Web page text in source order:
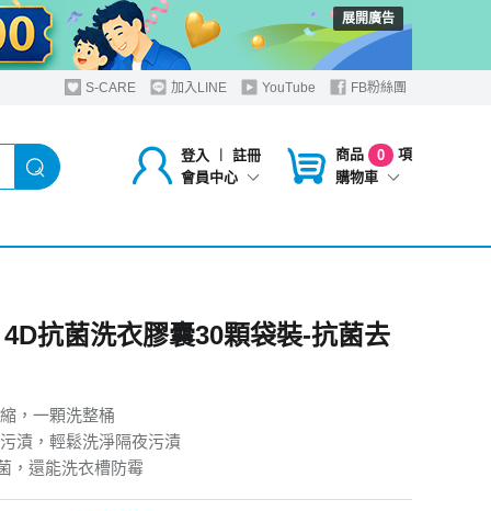
展開廣告
S-CARE 加入LINE YouTube FB粉絲團
登入 ︱
註冊
會員中心
商品 0
項
購物車
抗菌洗衣膠囊30顆袋裝-抗菌去
，一顆洗整桶
漬，輕鬆洗淨隔夜污漬
，還能洗衣槽防霉